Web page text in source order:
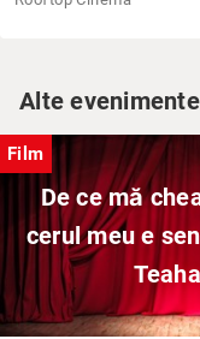
Alte
Film
De ce mă
cerul meu e